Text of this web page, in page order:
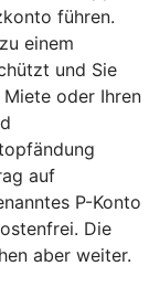
führen.
einem
und Sie
oder Ihren
auf
P-Konto
Die
aber weiter.